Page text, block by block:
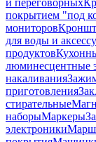
и переговорных
покрытием "под
мониторов
для воды и
продуктов
люминесцентные
накаливания
приготовления
стирательные
наборыМаркеры
электроники